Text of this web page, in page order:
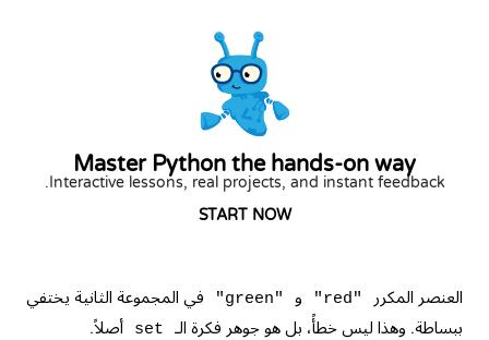
Master Python the hands-on way
Interactive lessons, real projects, and instant feedback.
START NOW
العنصر المكرر "red" و "green"
في المجموعة الثانية يختفي
ببساطة. وهذا ليس خطأً، بل هو جوهر فكرة الـ
set أصلاً.